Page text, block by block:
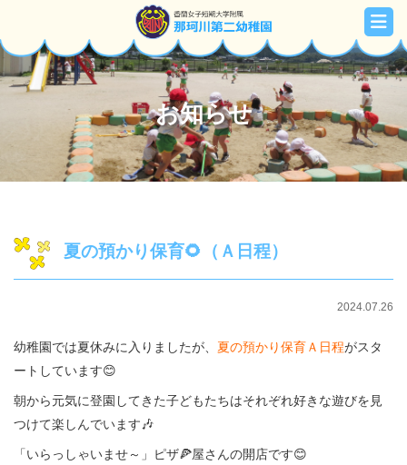
お知らせ
夏の預かり保育🌻（Ａ日程）
2024.07.26
幼稚園では夏休みに入りましたが、 夏の預かり保育Ａ日程がスタ
ートしています😊
朝から元気に登園してきた子どもたちはそれぞれ好きな遊びを見
つけて楽しんでいます🎶
「いらっしゃいませ～」ピザ🍕屋さんの開店です😊